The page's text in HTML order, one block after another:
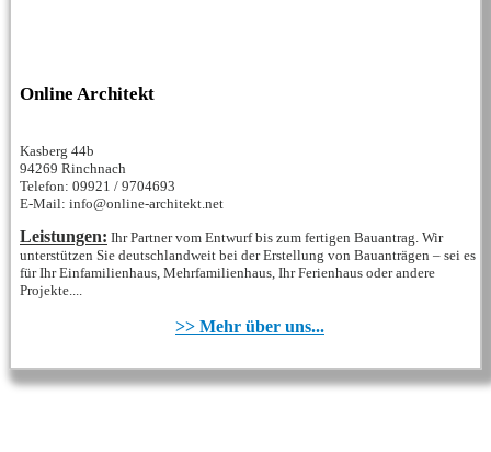
Online Architekt
Kasberg 44b
94269 Rinchnach
Telefon: 09921 / 9704693
E-Mail: info@online-architekt.net
Leistungen: Ihr Partner vom Entwurf bis zum fertigen Bauantrag. Wir
unterstützen Sie deutschlandweit bei der Erstellung von Bauanträgen – sei es
für Ihr Einfamilienhaus, Mehrfamilienhaus, Ihr Ferienhaus oder andere
Projekte....
>> Mehr über uns...